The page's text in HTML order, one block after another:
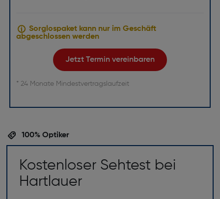
Sorglospaket kann nur im Geschäft
abgeschlossen werden
Jetzt Termin vereinbaren
* 24 Monate Mindestvertragslaufzeit
100% Optiker
Kostenloser Sehtest bei
Hartlauer